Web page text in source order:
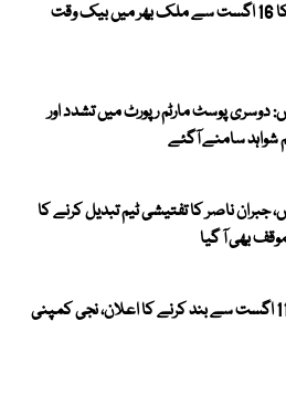
جماعت اسلامی کا 16 اگست سے ملک بھر میں بیک وقت
پوسٹ مارٹم رپورٹ میں تشدد اور
شواہد سامنے آگئے
ناصر کا تفتیشی ٹیم تبدیل کرنے کا
بھی آ گیا
میٹرو بس سروس 11 اگست سے بند کرنے کا اعلان، نجی کمپنی